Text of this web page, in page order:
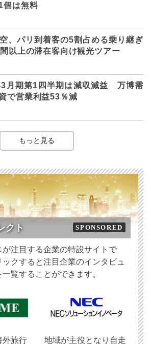
個は無料
、パリ到着客の5割占める乗り継ぎ
以上の滞在客向け観光ツアー
3月期第1四半期は減収減益 万博需
で営業利益53％減
もっと見る
クト SPONSORED
が注目する企業の特設サイトで
クすると注目企業のインタビュ
覧することができます。
外旅行 地域が主役となり自走